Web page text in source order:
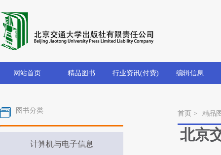
网站首页 精品图书 行业资讯(付费) 编辑信息
图书分类
计算机与电子信息
首页 > 精品
北京